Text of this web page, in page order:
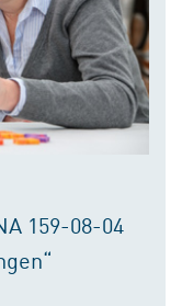
159-08-04